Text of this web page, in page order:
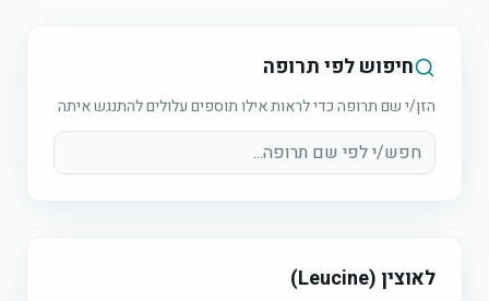
חיפוש לפי תרופה
הזן/י שם תרופה כדי לראות אילו תוספים עלולים להתנגש איתה
לאוצין (Leucine)